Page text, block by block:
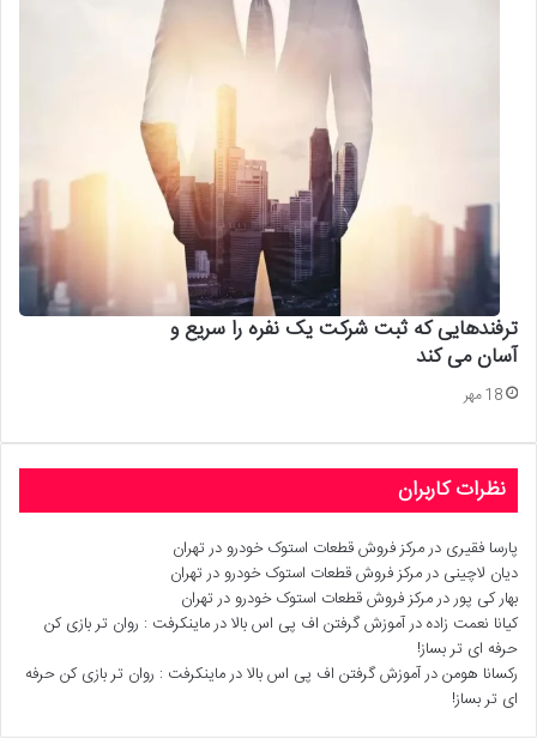
ترفندهایی که ثبت شرکت یک نفره را سریع و
آسان می کند
18 مهر
نظرات کاربران
پارسا فقیری درمرکز فروش قطعات استوک خودرو در تهران
دیان لاچینی درمرکز فروش قطعات استوک خودرو در تهران
بهار کی پوردرمرکز فروش قطعات استوک خودرو در تهران
کیانا نعمت زادهدرآموزش گرفتن اف پی اس بالا در ماینکرفت : روان تر بازی کن
حرفه ای تر بساز!
رکسانا هومندرآموزش گرفتن اف پی اس بالا در ماینکرفت : روان تر بازی کن حرفه
ای تر بساز!